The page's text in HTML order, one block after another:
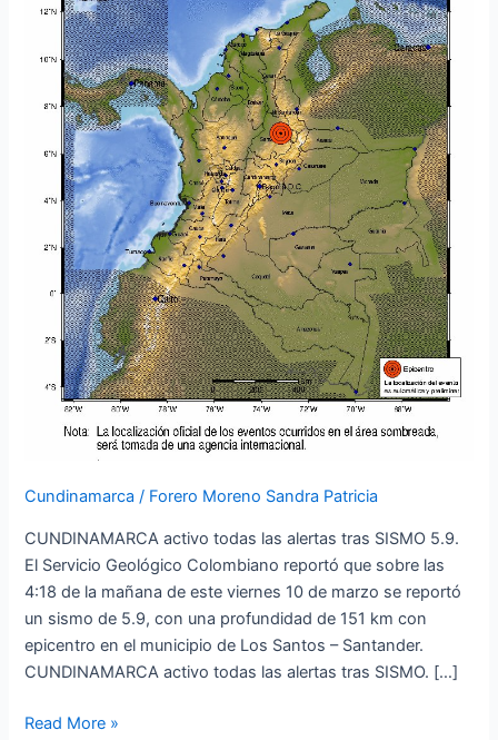
Cundinamarca / Forero Moreno Sandra Patricia
CUNDINAMARCA activo todas las alertas tras SISMO 5.9.
El Servicio Geológico Colombiano reportó que sobre las
4:18 de la mañana de este viernes 10 de marzo se reportó
un sismo de 5.9, con una profundidad de 151 km con
epicentro en el municipio de Los Santos – Santander.
CUNDINAMARCA activo todas las alertas tras SISMO. […]
Read More »